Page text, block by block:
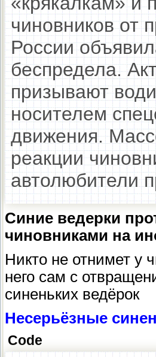
чиновников от
России
беспредела.
призывают
носителем
движения.
реакции
автолюбители
Синие ведерки
чиновниками на
Никто не отнимет у
него сам с
синеньких ведёрок
Несерьёзные
Code